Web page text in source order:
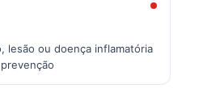
lesão ou doença inflamatória